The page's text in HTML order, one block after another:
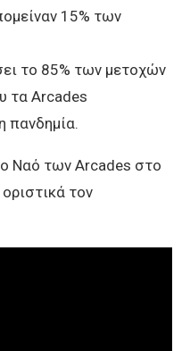
15% των
το 85% των μετοχών
τα Arcades
πανδημία.
Ναό των Arcades στο
τον